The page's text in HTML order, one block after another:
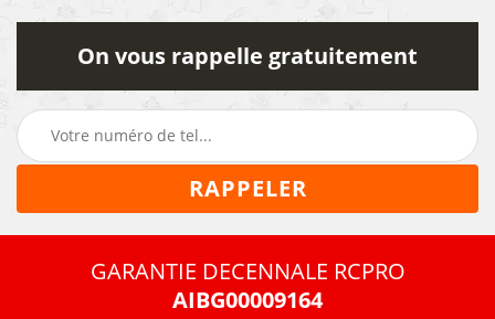
On vous rappelle gratuitement
GARANTIE DECENNALE RCPRO
AIBG00009164